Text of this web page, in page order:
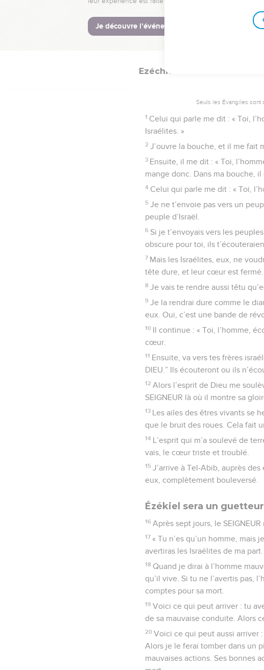
côtés du rouleau.
© Société biblique française – Bibli’O,
Ezéchiel
Seuls les Évangiles sont
1 Celui qui parle me dit : « Toi,
Israélites. »
2 J’ouvre la bouche, et il me fait
3 Ensuite, il me dit : « Toi,
mange donc. Dans ma bouche,
4 Celui qui parle me dit : « Toi,
5 Je ne t’envoie pas vers un
peuple d’Israël.
6 Si je t’envoyais vers les
obscure pour toi, ils
7 Mais les Israélites, eux, ne
tête dure, et leur cœur est fermé.
8 Je vais te rendre aussi têtu
9 Je la rendrai dure comme le
eux. Oui, c’est une bande de
10 Il continue : « Toi, l’homme,
cœur.
11 Ensuite, va vers tes frères
DIEU.” Ils écouteront ou ils
12 Alors l’esprit de Dieu me
SEIGNEUR là où il montre sa
13 Les ailes des êtres vivants se
que le bruit des roues. Cela fait
14 L’esprit qui m’a soulevé de
vais, le cœur triste et troublé.
15 J’arrive à Tel-Abib, auprès
eux, complètement bouleversé.
Ézékiel sera un
16 Après sept jours, le SEIGNEUR
17 « Tu n’es qu’un homme,
avertiras les Israélites de ma part.
18 Quand je dirai à l’homme
qu’il vive. Si tu ne l’avertis pas,
comptes pour sa mort.
19 Voici ce qui peut arriver : tu
de sa mauvaise conduite. Alors
20 Voici ce qui peut aussi arriver
Alors je le ferai tomber dans un
mauvaises actions. Ses bonnes